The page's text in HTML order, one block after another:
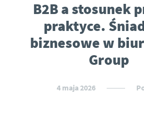
B2B a stosunek
praktyce.
biznesowe w
Group
4 maja 2026